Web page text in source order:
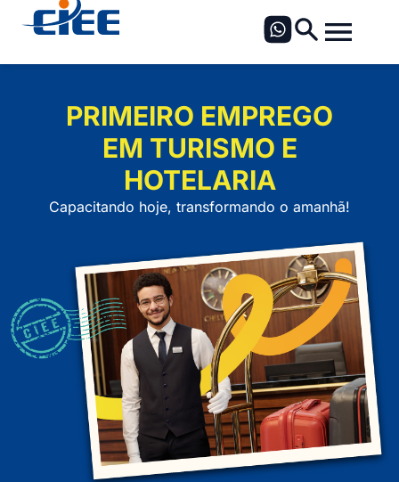
PRIMEIRO EMPREGO
EM TURISMO E
HOTELARIA
Capacitando hoje, transformando o amanhã!